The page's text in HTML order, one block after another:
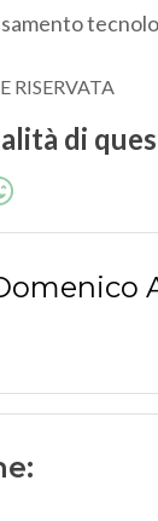
RISERVATA
di